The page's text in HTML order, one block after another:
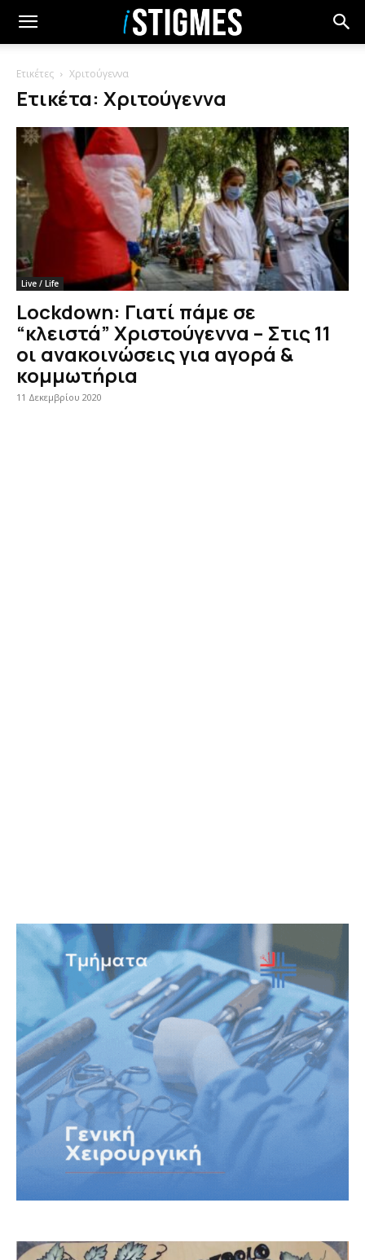
Ετικέτες Χριτούγεννα
Ετικέτα: Χριτούγεννα
Live / Life
Lockdown: Γιατί πάμε σε
“κλειστά” Χριστούγεννα – Στις 11
οι ανακοινώσεις για αγορά &
κομμωτήρια
11 Δεκεμβρίου 2020